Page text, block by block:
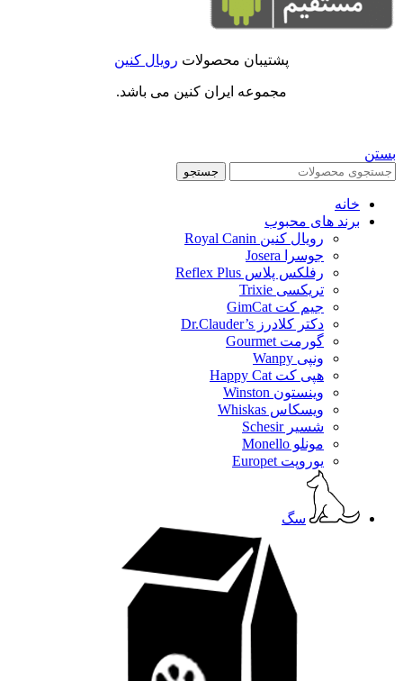
پشتیبان محصولات رویال کنین
مجموعه ایران کنین می باشد.
بستن
جستجو
خانه
برند های محبوب
رویال کنین Royal Canin
جوسرا Josera
رفلکس پلاس Reflex Plus
تریکسی Trixie
جیم کت GimCat
دکتر کلادرز Dr.Clauder’s
گورمت Gourmet
ونپی Wanpy
هپی کت Happy Cat
وینستون Winston
ویسکاس Whiskas
شسیر Schesir
مونلو Monello
یوروپت Europet
سگ